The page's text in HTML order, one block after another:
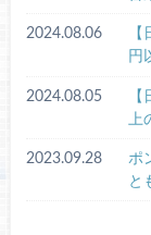
2024.08.06
円
2024.08.05
2023.09.28
ポ
と